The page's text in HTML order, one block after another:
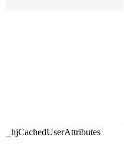
_hjCachedUserAttributes